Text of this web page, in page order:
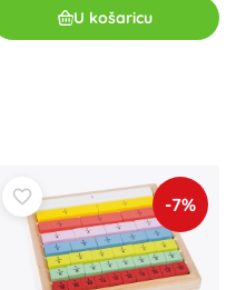
U košaricu
-7%